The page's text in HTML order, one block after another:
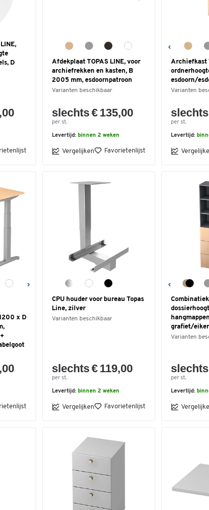
D
Afdekplaat TOPAS LINE, voor
archiefrekken en kasten, B
2005 mm, esdoornpatroon
Varianten beschikbaar
slechts € 135,00
per st.
Levertijd: binnen 2 weken
Vergelijken Favorietenlijst
Archiefkast
esdoorn/
Varianten
slechts
per st.
Levertijd:
x D
CPU houder voor bureau Topas
Line, zilver
Varianten beschikbaar
slechts € 119,00
per st.
Levertijd: binnen 2 weken
Vergelijken Favorietenlijst
grafiet/
Varianten
slechts
per st.
Levertijd: